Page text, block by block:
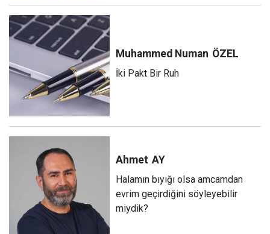
Muhammed Numan ÖZEL
İki Pakt Bir Ruh
Ahmet AY
Halamın bıyığı olsa amcamdan
evrim geçirdiğini söyleyebilir
miydik?